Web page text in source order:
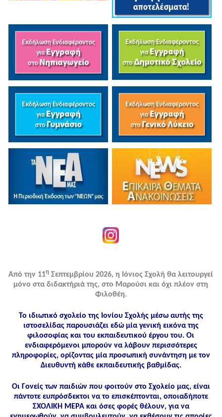
Από την 11η Σεπτεμβρίου 2026, η Ιόνιος Σχολή θα λειτουργεί
μόνο στα διδακτήριά της, στο Μαρούσι και όχι πλέον στη
Φιλοθέη.
Το ιδιωτικό σχολείο της Ιονίου Σχολής μέσω αυτής της
ιστοσελίδας παρουσιάζει εδώ μία γενική εικόνα της
φιλοσοφίας και του εκπαιδευτικού έργου του. Οι
ενδιαφερόμενοι μπορούν να λάβουν περισσότερες
πληροφορίες, ορίζοντας μία προσωπική συνάντηση με τον
Διευθυντή κάθε εκπαιδευτικής βαθμίδας.
Οι Γονείς των παιδιών που φοιτούν στο Σχολείο μας, είναι
πάντοτε ευπρόσδεκτοι να το επισκέπτονται, οποιαδήποτε
ΣΧΟΛΙΚΗ ΜΕΡΑ και όσες φορές θέλουν, για να